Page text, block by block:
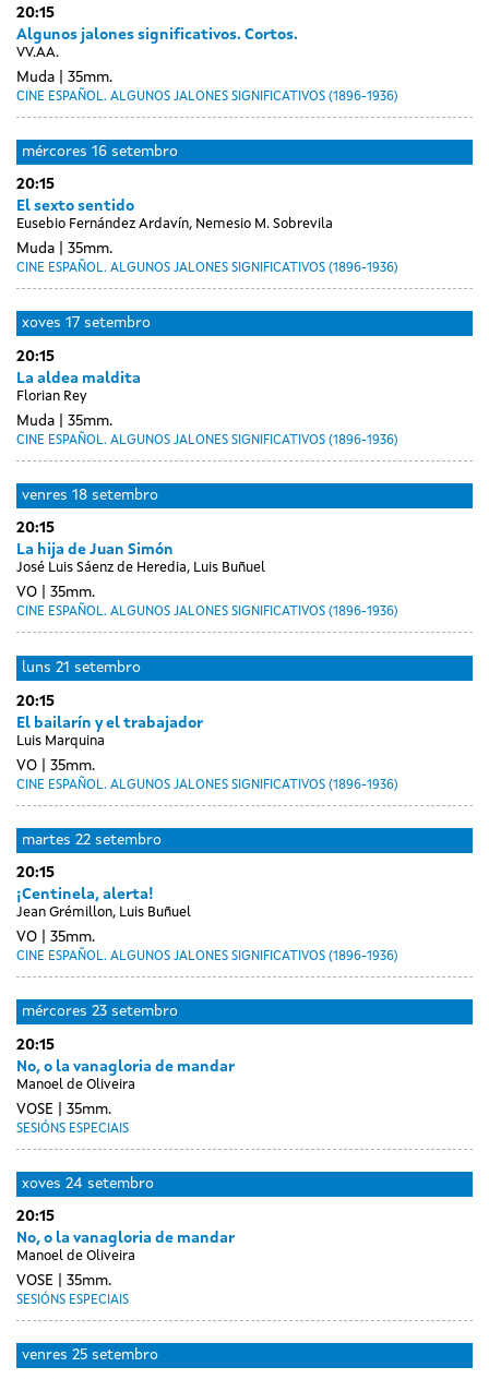
setembro
sessions
20:15
Algunos jalones significativos. Cortos.
VV.AA.
Muda 35mm.
CINE ESPAÑOL. ALGUNOS JALONES SIGNIFICATIVOS (1896-1936)
mércores 16 setembro
20:15
El sexto sentido
Eusebio Fernández Ardavín, Nemesio M. Sobrevila
Muda 35mm.
CINE ESPAÑOL. ALGUNOS JALONES SIGNIFICATIVOS (1896-1936)
xoves 17 setembro
20:15
La aldea maldita
Florian Rey
Muda 35mm.
CINE ESPAÑOL. ALGUNOS JALONES SIGNIFICATIVOS (1896-1936)
venres 18 setembro
20:15
La hija de Juan Simón
José Luis Sáenz de Heredia, Luis Buñuel
VO 35mm.
CINE ESPAÑOL. ALGUNOS JALONES SIGNIFICATIVOS (1896-1936)
sábado
setembro
Day
without
sessions
luns 21 setembro
20:15
El bailarín y el trabajador
Luis Marquina
VO 35mm.
CINE ESPAÑOL. ALGUNOS JALONES SIGNIFICATIVOS (1896-1936)
martes 22 setembro
20:15
¡Centinela, alerta!
Jean Grémillon, Luis Buñuel
VO 35mm.
CINE ESPAÑOL. ALGUNOS JALONES SIGNIFICATIVOS (1896-1936)
mércores 23 setembro
20:15
No, o la vanagloria de mandar
Manoel de Oliveira
VOSE 35mm.
SESIÓNS ESPECIAIS
xoves 24 setembro
20:15
No, o la vanagloria de mandar
Manoel de Oliveira
VOSE 35mm.
SESIÓNS ESPECIAIS
venres 25 setembro